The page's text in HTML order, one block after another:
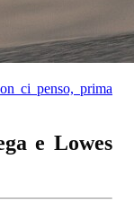
ci penso, prima
e Lowes